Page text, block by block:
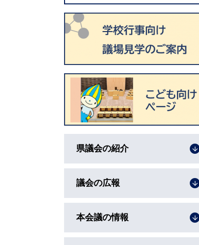
県議会の紹介
議会の広報
本会議の情報